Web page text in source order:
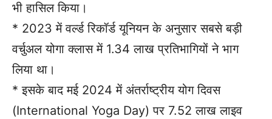
भी हासिल किया।
* 2023 में वर्ल्ड रिकॉर्ड यूनियन के अनुसार सबसे बड़ी
वर्चुअल योगा क्लास में 1.34 लाख प्रतिभागियों ने भाग
लिया था।
* इसके बाद मई 2024 में अंतर्राष्ट्रीय योग दिवस
(International Yoga Day) पर 7.52 लाख लाइव